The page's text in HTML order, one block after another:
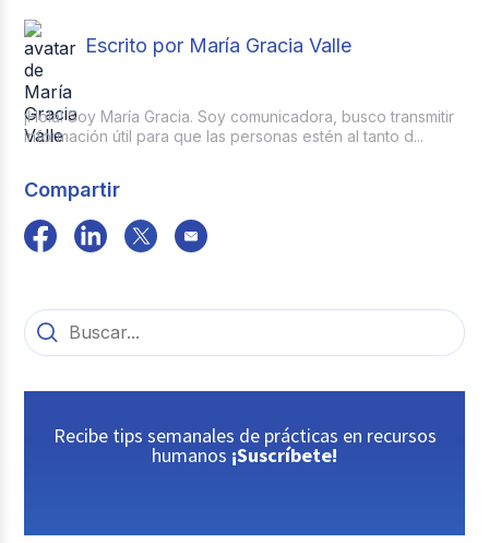
Escrito por María Gracia Valle
¡Hola! Soy María Gracia. Soy comunicadora, busco transmitir
información útil para que las personas estén al tanto d...
Compartir
Recibe tips semanales de prácticas en recursos
humanos ¡Suscríbete!